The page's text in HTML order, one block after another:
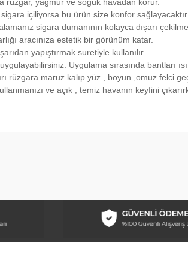
sigara içiliyorsa bu ürün size konfor sağlayacaktır.
sigara dumanının kolayca dışarı
aracınıza estetik bir görünüm katar.
yapıştırmak suretiyle kullanılır.
Uygulama sırasında bantları
rüzgara maruz kalıp yüz , boyun ,omuz felci
ve açık , temiz havanın keyfini